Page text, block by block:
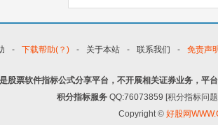
- 下载帮助(？) - 关于本站 - 联系我们 - 免责声
股票软件指标公式分享平台，不开展相关证券业务，平
积分指标服务 QQ:76073859 [积分指标问
Copyright © 好股网